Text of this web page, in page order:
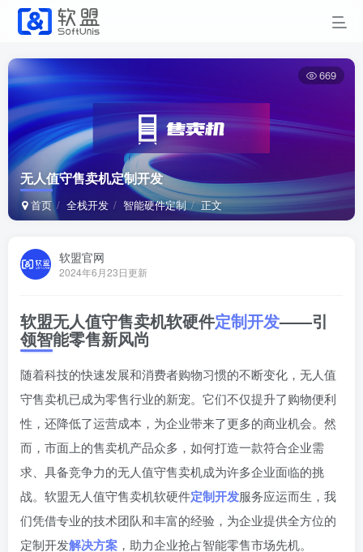
无人值守售卖机定制开发
首页 全栈开发 智能硬件定制 正文
669
软盟官网
2024年6月23日更新
软盟无人值守售卖机软硬件定制开发——引
领智能零售新风尚
随着科技的快速发展和消费者购物习惯的不断变化，无人值
守售卖机已成为零售行业的新宠。它们不仅提升了购物便利
性，还降低了运营成本，为企业带来了更多的商业机会。然
而，市面上的售卖机产品众多，如何打造一款符合企业需
求、具备竞争力的无人值守售卖机成为许多企业面临的挑
战。软盟无人值守售卖机软硬件定制开发服务应运而生，我
们凭借专业的技术团队和丰富的经验，为企业提供全方位的
定制开发解决方案 ，助力企业抢占智能零售市场先机。